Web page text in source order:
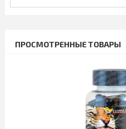
ПРОСМОТРЕННЫЕ ТОВАРЫ